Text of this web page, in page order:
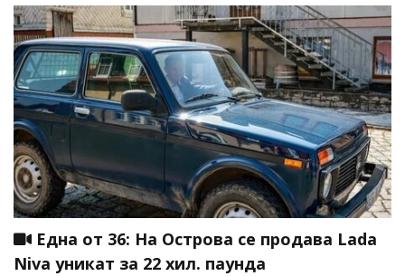
Една от 36: На Острова се продава Lada
Niva уникат за 22 хил. паунда